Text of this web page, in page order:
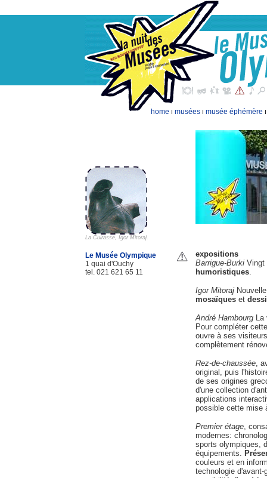
home I musées I musée éphémère
La Cuirasse, Igor Mitoraj.
Le Musée Olympique
1 quai d'Ouchy
tel. 021 621 65 11
expositions
Barrigue-BurkiVingt
humoristiques.
Igor Mitoraj
mosaïqueset
André HambourgLa
Pour compléter
ouvre à ses
complètement
Rez-de-chaussée,
original, puis
de ses origines
d'une collection
applications
possible cette mise
Premier étage,
modernes:
sports olympiques,
équipements.
couleurs et en
technologie